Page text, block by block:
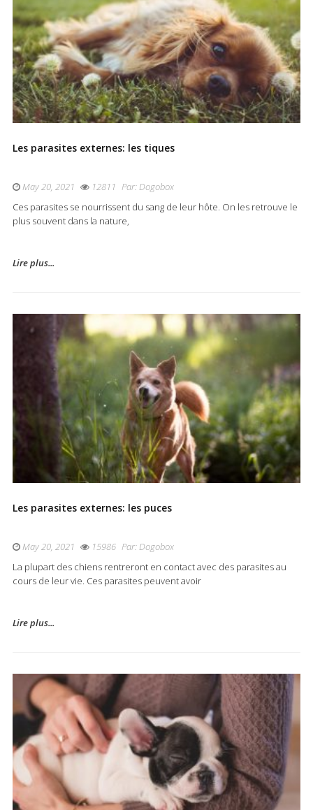
Les parasites externes: les tiques
May 20, 2021 12811 Par:Dogobox
Ces parasites se nourrissent du sang de leur hôte. On les retrouve le
plus souvent dans la nature,
Lire plus...
Les parasites externes: les puces
May 20, 2021 15986 Par:Dogobox
La plupart des chiens rentreront en contact avec des parasites au
cours de leur vie. Ces parasites peuvent avoir
Lire plus...